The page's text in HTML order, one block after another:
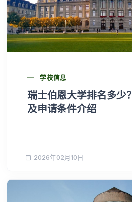
学校信息
瑞士伯恩大学排名多少
及申请条件介绍
2026年02月10日